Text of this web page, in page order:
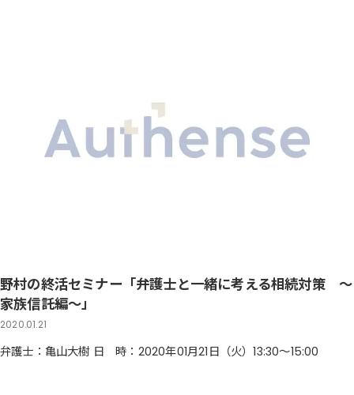
野村の終活セミナー「弁護士と一緒に考える相続対策 ～
家族信託編～」
2020.01.21
弁護士：亀山大樹 日 時：2020年01月21日（火）13:30～15:00